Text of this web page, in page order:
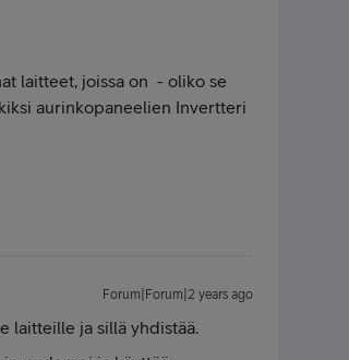
laitteet, joissa on - oliko se
aurinkopaneelien Invertteri
Forum|Forum|2 years ago
laitteille ja sillä yhdistää.